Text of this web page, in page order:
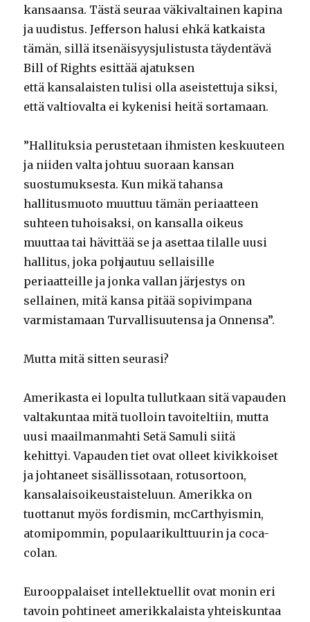
kansaansa. Tästä seuraa väkivaltainen kapina
ja uudistus. Jefferson halusi ehkä katkaista
tämän, sillä itsenäisyysjulistusta täydentävä
Bill of Rights esittää ajatuksen
että kansalaisten tulisi olla aseistettuja siksi,
että valtiovalta ei kykenisi heitä sortamaan.
”Hallituksia perustetaan ihmisten keskuuteen
ja niiden valta johtuu suoraan kansan
suostumuksesta. Kun mikä tahansa
hallitusmuoto muuttuu tämän periaatteen
suhteen tuhoisaksi, on kansalla oikeus
muuttaa tai hävittää se ja asettaa tilalle uusi
hallitus, joka pohjautuu sellaisille
periaatteille ja jonka vallan järjestys on
sellainen, mitä kansa pitää sopivimpana
varmistamaan Turvallisuutensa ja Onnensa”.
Mutta mitä sitten seurasi?
Amerikasta ei lopulta tullutkaan sitä vapauden
valtakuntaa mitä tuolloin tavoiteltiin, mutta
uusi maailmanmahti Setä Samuli siitä
kehittyi. Vapauden tiet ovat olleet kivikkoiset
ja johtaneet sisällissotaan, rotusortoon,
kansalaisoikeustaisteluun. Amerikka on
tuottanut myös fordismin, mcCarthyismin,
atomipommin, populaarikulttuurin ja coca-
colan.
Eurooppalaiset intellektuellit ovat monin eri
tavoin pohtineet amerikkalaista yhteiskuntaa